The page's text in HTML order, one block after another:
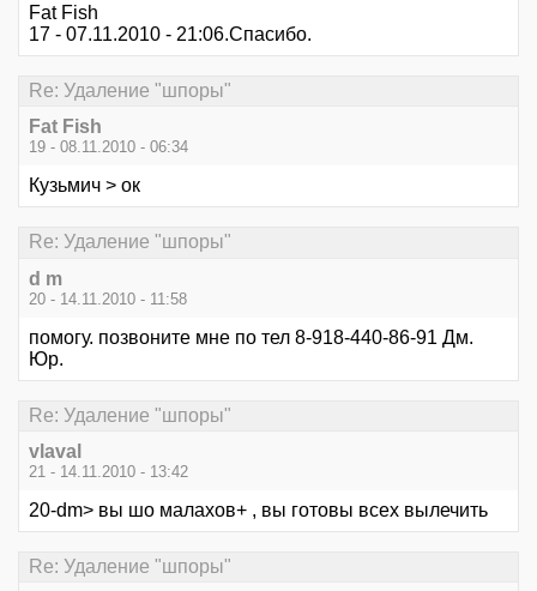
Fat Fish
17 - 07.11.2010 - 21:06.Спасибо.
Re: Удаление "шпоры"
Fat Fish
19 - 08.11.2010 - 06:34
Кузьмич > ок
Re: Удаление "шпоры"
d m
20 - 14.11.2010 - 11:58
помогу. позвоните мне по тел 8-918-440-86-91 Дм.
Юр.
Re: Удаление "шпоры"
vlaval
21 - 14.11.2010 - 13:42
20-dm> вы шо малахов+ , вы готовы всех вылечить
Re: Удаление "шпоры"